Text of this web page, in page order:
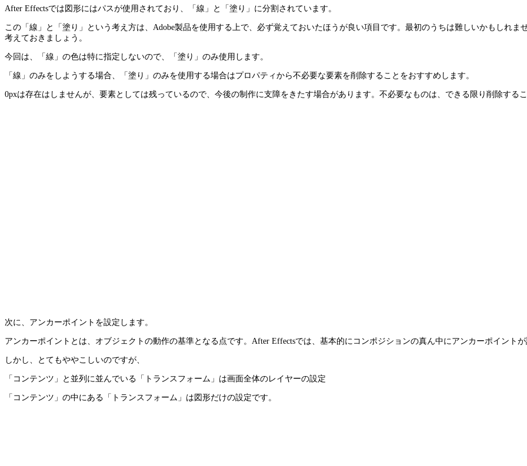
After Effectsでは図形にはパスが使用されており、「線」と「塗り」に分割されています。
この「線」と「塗り」という考え方は、Adobe製品を使用する上で、必ず覚えておいたほうが良い項目です。最初のうちは難しいかもしれ
考えておきましょう。
今回は、「線」の色は特に指定しないので、「塗り」のみ使用します。
「線」のみをしようする場合、「塗り」のみを使用する場合はプロパティから不必要な要素を削除することをおすすめします。
0pxは存在はしませんが、要素としては残っているので、今後の制作に支障をきたす場合があります。不必要なものは、できる限り削除する
次に、アンカーポイントを設定します。
アンカーポイントとは、オブジェクトの動作の基準となる点です。After Effectsでは、基本的にコンポジションの真ん中にアンカーポイントが
しかし、とてもややこしいのですが、
「コンテンツ」と並列に並んでいる「トランスフォーム」は画面全体のレイヤーの設定
「コンテンツ」の中にある「トランスフォーム」は図形だけの設定です。